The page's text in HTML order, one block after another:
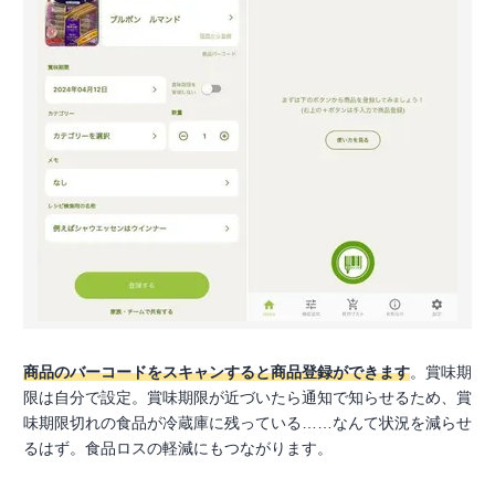
商品のバーコードをスキャンすると商品登録ができます。賞味期
限は自分で設定。賞味期限が近づいたら通知で知らせるため、賞
味期限切れの食品が冷蔵庫に残っている……なんて状況を減らせ
るはず。食品ロスの軽減にもつながります。